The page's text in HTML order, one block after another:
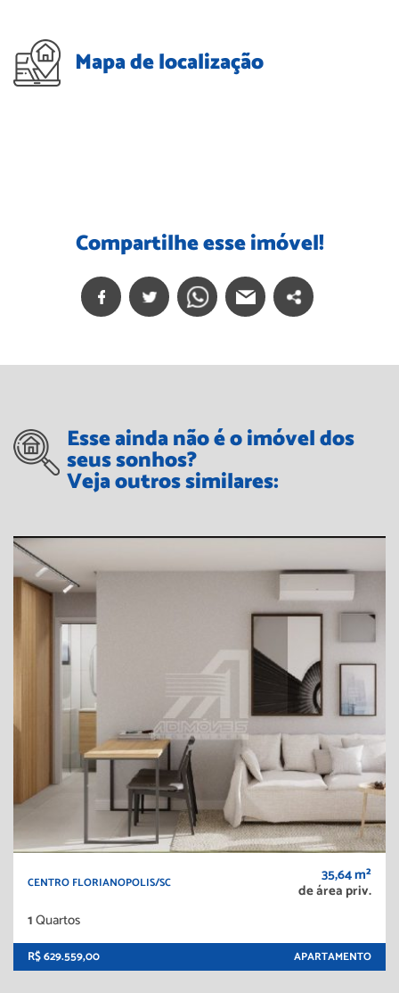
Mapa de localização
Compartilhe esse imóvel!
Esse ainda não é o imóvel dos
seus sonhos?
Veja outros similares:
CENTRO FLORIANOPOLIS/SC 35,64 m²
de área priv.
1Quartos
R$ 629.559,00 APARTAMENTO